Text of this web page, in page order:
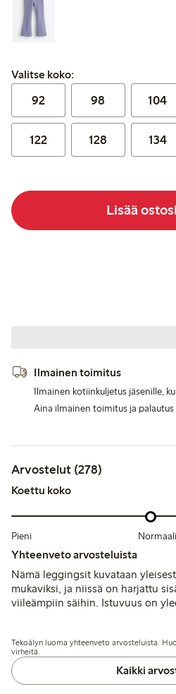
Valitse koko:
Valitse koko:
92 98 104
122 128 134
Lisää
Ilmainen toimitus
Ilmainen kotiinkuljetus jäsenille,
Aina ilmainen toimitus ja
Arvostelut (278)
Koettu koko
Pieni Normaali
Yhteenveto arvosteluista
Nämä leggingsit kuvataan
mukaviksi, ja niissä on harjattu
viileämpiin säihin. Istuvuus on
vuoksi monet suosittelevat
pituuksien ja kankaan
kohdalla.
Tekoälyn luoma yhteenveto arvosteluista.
virheitä.
Kaikki